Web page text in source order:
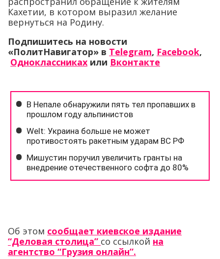
Кахетии, в котором выразил желание
вернуться на Родину.
Подпишитесь на новости
«ПолитНавигатор» в Telegram, Facebook,
Одноклассниках или Вконтакте
Об этом сообщает киевское издание
“Деловая столица” со ссылкой на
агентство “Грузия онлайн”.